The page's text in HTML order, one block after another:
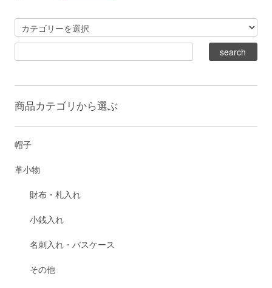
商品カテゴリから選ぶ
帽子
革小物
財布・札入れ
小銭入れ
名刺入れ・パスケース
その他